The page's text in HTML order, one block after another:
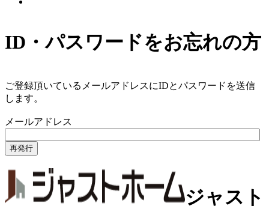
ID・パスワードをお忘れの方
ご登録頂いているメールアドレスにIDとパスワードを送信
します。
メールアドレス
ジャスト